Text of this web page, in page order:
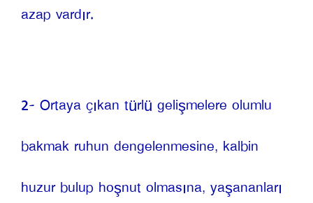
azap vardır.
2- Ortaya çıkan türlü gelişmelere olumlu
bakmak ruhun dengelenmesine, kalbin
huzur bulup hoşnut olmasına, yaşananları